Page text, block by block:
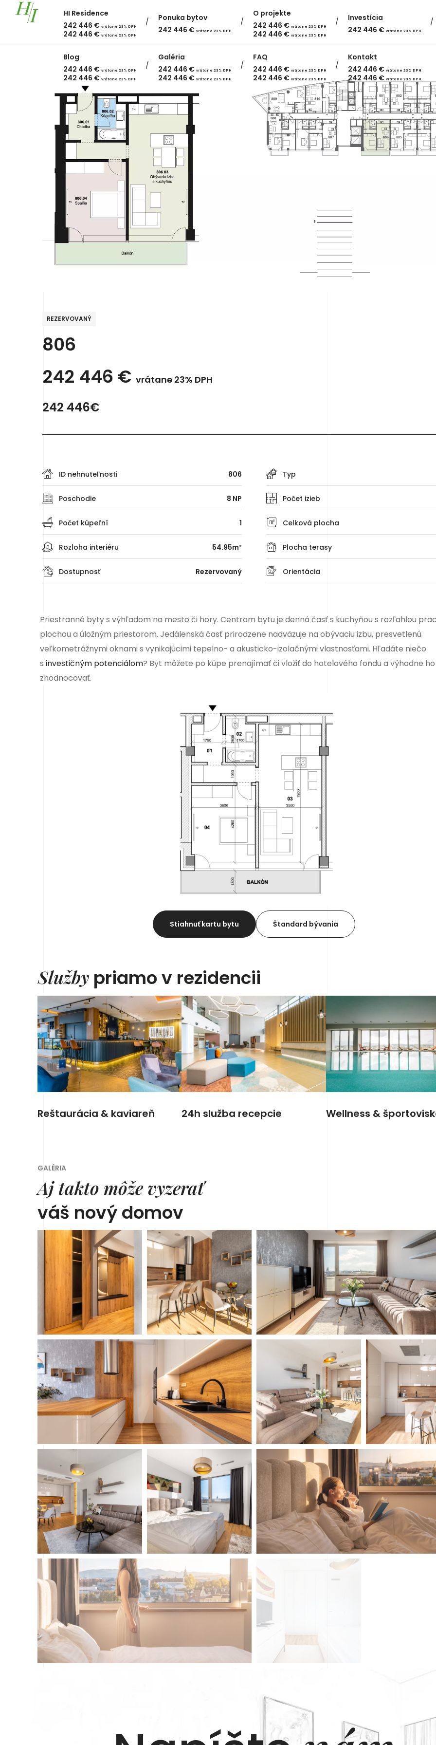
HI Residence
242 446 € vrátane 23% DPH
242 446 € vrátane 23% DPH
Ponuka bytov
242 446 € vrátane 23% DPH
O projekte
242 446 € vrátane 23% DPH
242 446 € vrátane 23% DPH
Investícia
242 446 € vrátane 23% DPH
Blog
242 446 € vrátane 23% DPH
242 446 € vrátane 23% DPH
Galéria
242 446 € vrátane 23% DPH
242 446 € vrátane 23% DPH
FAQ
242 446 € vrátane 23% DPH
242 446 € vrátane 23% DPH
Kontakt
242 446 € vrátane 23% DPH
242 446 € vrátane 23% DPH
REZERVOVANÝ
806
242 446 € vrátane 23% DPH
242 446€
ID nehnuteľnosti 806
Rozloha interiéru 54.95m²
Poschodie 8 NP
Počet kúpeľní 1 Celková plocha
Počet izieb
Dostupnosť Rezervovaný Orientácia
Typ
Plocha terasy
Priestranné bytys výhľadom na mesto či hory. Centrom bytu je denná časť s kuchyňou s rozľahlou
plochou a úložným priestorom. Jedálenská časť prirodzene nadväzuje na obývaciu izbu, presvetlenú
veľkometrážnymi oknami s vynikajúcimi tepelno- a akusticko-izolačnými vlastnosťami. Hľadáte niečo
s investičným potenciálom? Byt môžete po kúpe prenajímať či vložiť do hotelového fondu a výhodne ho
zhodnocovať.
Stiahnuť kartu bytu Štandard bývania
Služby priamo v rezidencii
Reštaurácia & kaviareň 24h služba recepcie Wellness &
GALÉRIA
Aj takto môže vyzerať
váš nový domov